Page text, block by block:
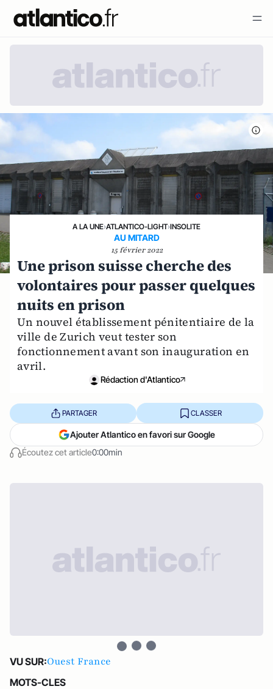
A LA UNE›ATLANTICO-LIGHT›INSOLITE
AU MITARD
15 février 2022
Une prison suisse cherche des
volontaires pour passer quelques
nuits en prison
Un nouvel établissement pénitentiaire de la
ville de Zurich veut tester son
fonctionnement avant son inauguration en
avril.
Rédaction d'Atlantico
Écoutez cet article0:00min
PARTAGER CLASSER
Ajouter Atlantico en favori sur Google
VU SUR:Ouest France
MOTS-CLES